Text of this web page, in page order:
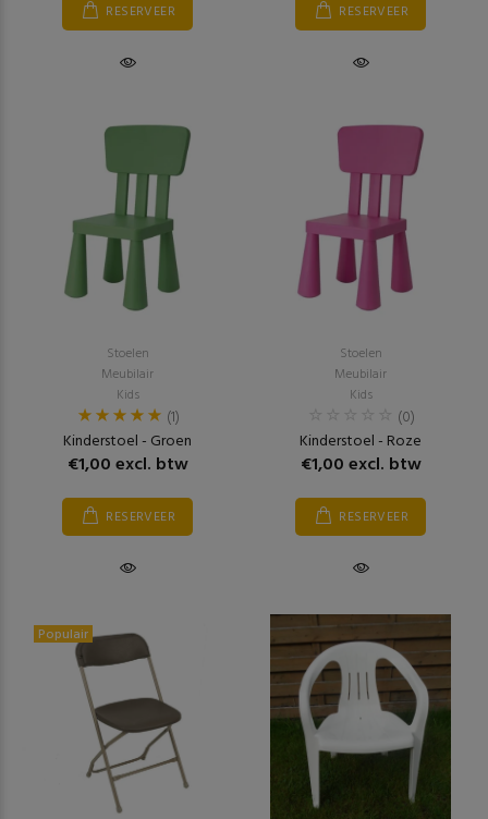
RESERVEER RESERVEER
Stoelen
Meubilair
Kids
(1)
Kinderstoel - Groen
€1,00 excl. btw
RESERVEER
Stoelen
Meubilair
Kids
(0)
Kinderstoel - Roze
€1,00 excl. btw
RESERVEER
Populair